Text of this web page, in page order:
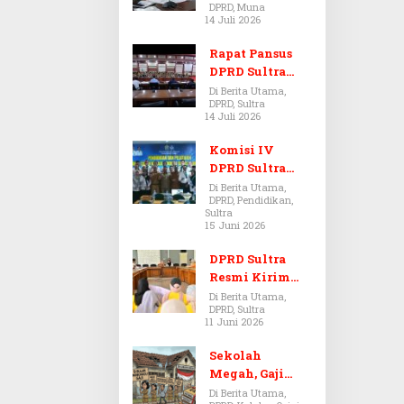
Dugaan Jual
Beli Tanah
Bermasalah di
Muna
DPRD, Muna
14 Juli 2026
Rapat Pansus
DPRD Sultra
Diskors Dua
Kali Akibat
Ketidakhadira
n Pj Sekda
Di Berita Utama,
DPRD, Sultra
14 Juli 2026
Komisi IV
DPRD Sultra
Kawal Hak
Guru,
Rencanakan
Pendidikan
Di Berita Utama,
DPRD, Pendidikan,
Sultra
15 Juni 2026
DPRD Sultra
Resmi Kirim
Aspirasi Tolak
Peraturan
BPOM No. 5
Tahun 2026 ke
Komisi IX DPR
Di Berita Utama,
DPRD, Sultra
11 Juni 2026
Sekolah
Megah, Gaji
Guru Berdarah-
Di Berita Utama,